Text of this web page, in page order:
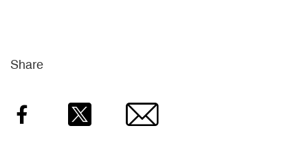
Share
Facebook Email